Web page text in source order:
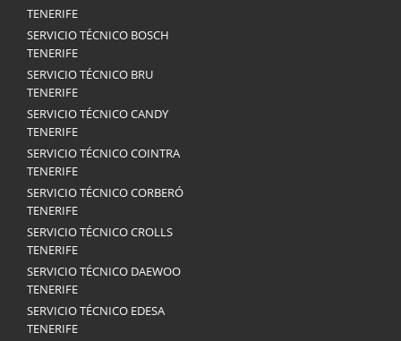
TENERIFE
SERVICIO TÉCNICO BOSCH
TENERIFE
SERVICIO TÉCNICO BRU
TENERIFE
SERVICIO TÉCNICO CANDY
TENERIFE
SERVICIO TÉCNICO COINTRA
TENERIFE
SERVICIO TÉCNICO CORBERÓ
TENERIFE
SERVICIO TÉCNICO CROLLS
TENERIFE
SERVICIO TÉCNICO DAEWOO
TENERIFE
SERVICIO TÉCNICO EDESA
TENERIFE